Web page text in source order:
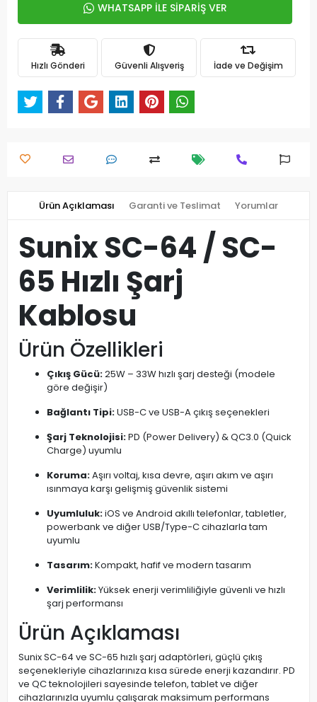
WHATSAPP İLE SİPARİŞ VER
Hızlı Gönderi Güvenli Alışveriş İade ve Değişim
Ürün Açıklaması Garanti ve Teslimat Yorumlar
Sunix SC-64 / SC-
65 Hızlı Şarj
Kablosu
Ürün Özellikleri
Çıkış Gücü:25W – 33W hızlı şarj desteği (modele
göre değişir)
Bağlantı Tipi:USB-C ve USB-A çıkış seçenekleri
Şarj Teknolojisi:PD (Power Delivery) & QC3.0 (Quick
Charge) uyumlu
Koruma:Aşırı voltaj, kısa devre, aşırı akım ve aşırı
ısınmaya karşı gelişmiş güvenlik sistemi
Uyumluluk:iOS ve Android akıllı telefonlar, tabletler,
powerbank ve diğer USB/Type-C cihazlarla tam
uyumlu
Tasarım:Kompakt, hafif ve modern tasarım
Verimlilik:Yüksek enerji verimliliğiyle güvenli ve hızlı
şarj performansı
Ürün Açıklaması
Sunix SC-64 ve SC-65 hızlı şarj adaptörleri, güçlü çıkış
seçenekleriyle cihazlarınıza kısa sürede enerji kazandırır. PD
ve QC teknolojileri sayesinde telefon, tablet ve diğer
cihazlarınızla uyumlu çalışarak maksimum performans